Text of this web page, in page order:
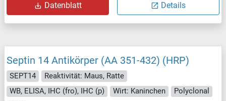
Datenblatt Details
Septin 14 Antikörper (AA 351-432) (HRP)
SEPT14
Reaktivität: Maus, Ratte
WB, ELISA, IHC (fro), IHC (p)
Wirt: Kaninchen
Polyclonal